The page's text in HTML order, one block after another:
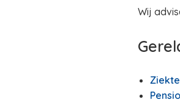
Wij